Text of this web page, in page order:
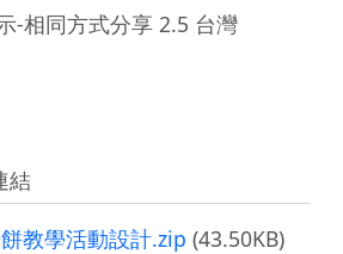
-相同方式分享 2.5 台灣
結
教學活動設計.zip (43.50KB)